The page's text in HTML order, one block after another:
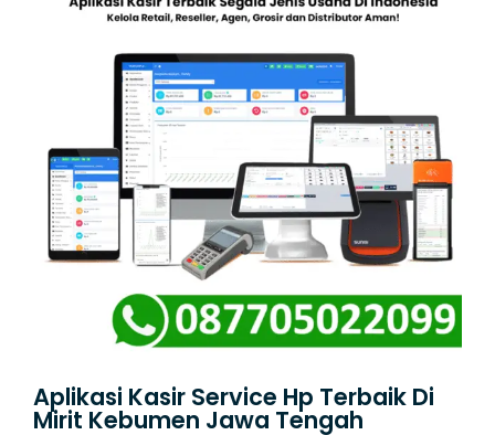
Aplikasi Kasir Service Hp Terbaik Di
Mirit Kebumen Jawa Tengah